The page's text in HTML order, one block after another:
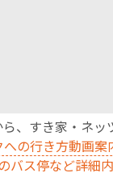
、すき家・ネッ
の行き方動画案
バス停など詳細内